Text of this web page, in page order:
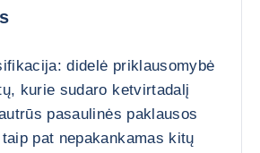
didelė priklausomybė
kurie sudaro ketvirtadalį
pasaulinės paklausos
pat nepakankamas kitų